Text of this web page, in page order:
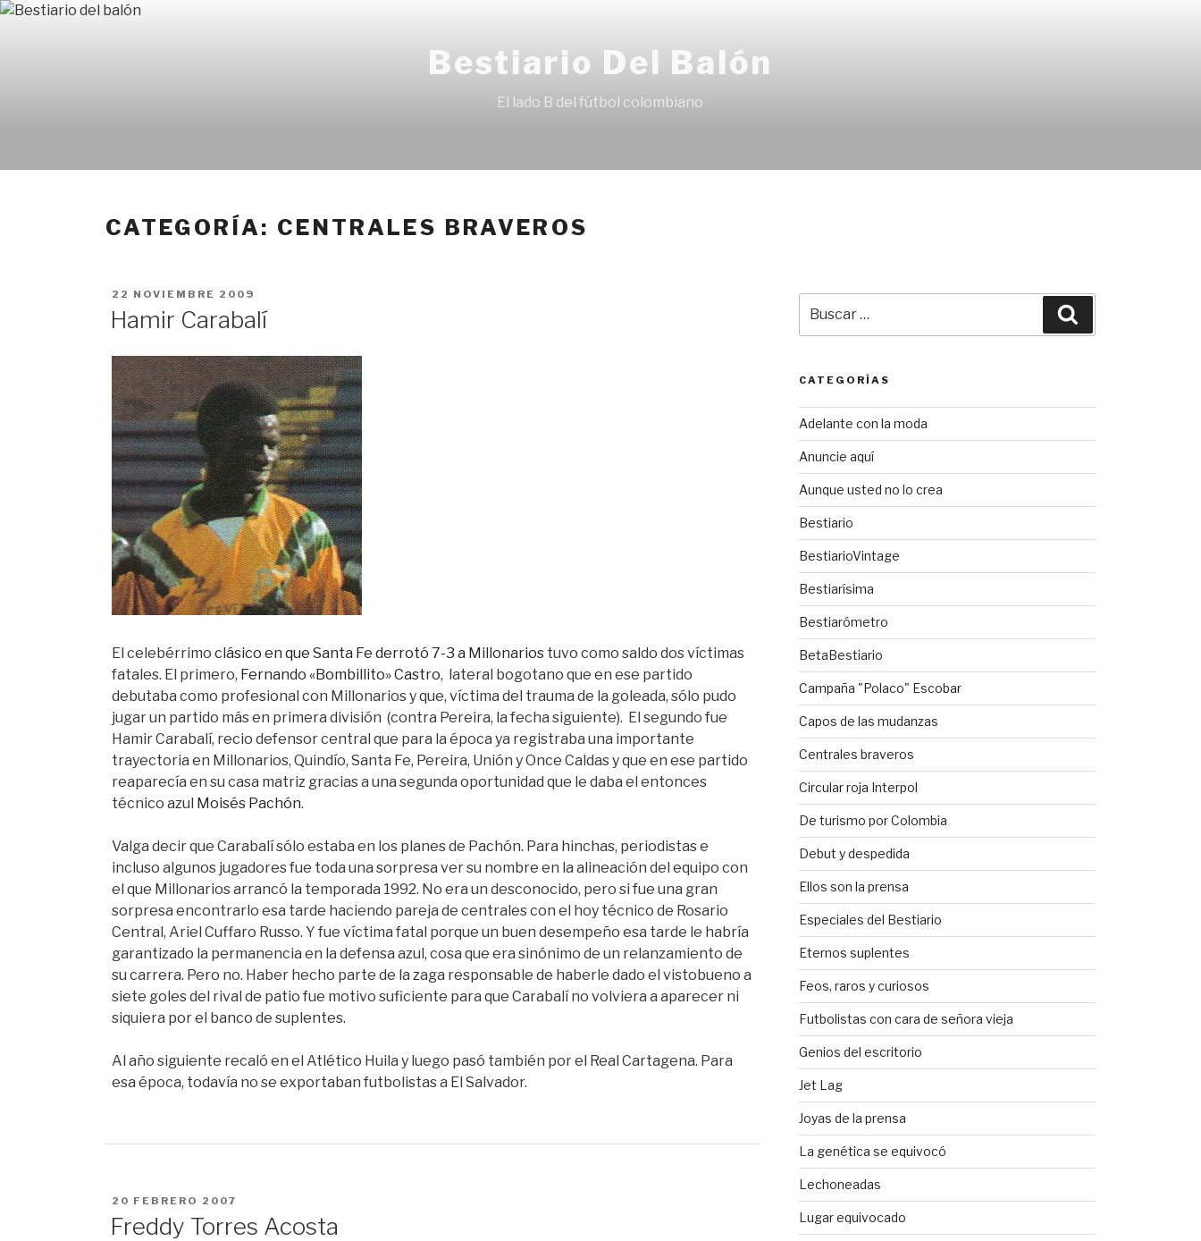
Ir
Bestiario Del Balón
El lado B del fútbol colombiano
CATEGORÍA: CENTRALES BRAVEROS
PUBLICADO
EN
22 NOVIEMBRE 2009
Hamir Carabalí
El celebérrimo clásico en que Santa Fe derrotó 7-3 a Millonarios tuvo como saldo dos víctimas
fatales. El primero, Fernando «Bombillito» Castro, lateral bogotano que en ese partido
debutaba como profesional con Millonarios y que, víctima del trauma de la goleada, sólo pudo
jugar un partido más en primera división (contra Pereira, la fecha siguiente). El segundo fue
Hamir Carabalí, recio defensor central que para la época ya registraba una importante
trayectoria en Millonarios, Quindío, Santa Fe, Pereira, Unión y Once Caldas y que en ese partido
reaparecía en su casa matriz gracias a una segunda oportunidad que le daba el entonces
técnico azul Moisés Pachón.
Valga decir que Carabalí sólo estaba en los planes de Pachón. Para hinchas, periodistas e
incluso algunos jugadores fue toda una sorpresa ver su nombre en la alineación del equipo con
el que Millonarios arrancó la temporada 1992. No era un desconocido, pero si fue una gran
sorpresa encontrarlo esa tarde haciendo pareja de centrales con el hoy técnico de Rosario
Central, Ariel Cuffaro Russo. Y fue víctima fatal porque un buen desempeño esa tarde le habría
garantizado la permanencia en la defensa azul, cosa que era sinónimo de un relanzamiento de
su carrera. Pero no. Haber hecho parte de la zaga responsable de haberle dado el vistobueno a
siete goles del rival de patio fue motivo suficiente para que Carabalí no volviera a aparecer ni
siquiera por el banco de suplentes.
Al año siguiente recaló en el Atlético Huila y luego pasó también por el Real Cartagena. Para
esa época, todavía no se exportaban futbolistas a El Salvador.
PUBLICADO
EN
20 FEBRERO 2007
Freddy Torres Acosta
por:
CATEGORÍAS
Adelante con la moda
Anuncie aquí
Aunque usted no lo crea
Bestiario
BestiarioVintage
Bestiarísima
Bestiarómetro
BetaBestiario
Campaña "Polaco" Escobar
Capos de las mudanzas
Centrales braveros
Circular roja Interpol
De turismo por Colombia
Debut y despedida
Ellos son la prensa
Especiales del Bestiario
Eternos suplentes
Feos, raros y curiosos
Futbolistas con cara de señora vieja
Genios del escritorio
Jet Lag
Joyas de la prensa
La genética se equivocó
Lechoneadas
Lugar equivocado